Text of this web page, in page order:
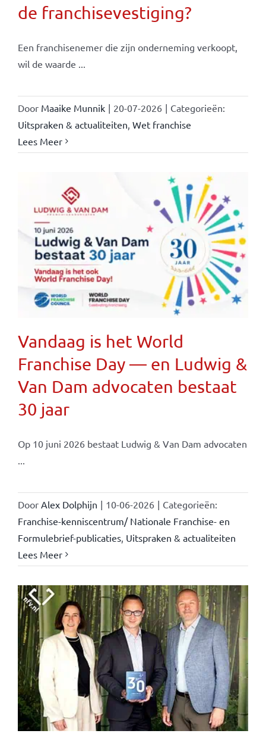
de franchisevestiging?
Een franchisenemer die zijn onderneming verkoopt,
wil de waarde ...
Door Maaike Munnik | 20-07-2026 | Categorieën:
Uitspraken & actualiteiten Wet franchise
Lees Meer
Vandaag is het World
Franchise Day — en Ludwig &
Van Dam advocaten bestaat
30 jaar
Op 10 juni 2026 bestaat Ludwig & Van Dam advocaten
Door Alex Dolphijn | 10-06-2026 | Categorieën:
Franchise-kenniscentrum/ Nationale Franchise- en
Formulebrief-publicaties, Uitspraken & actualiteiten
Lees Meer